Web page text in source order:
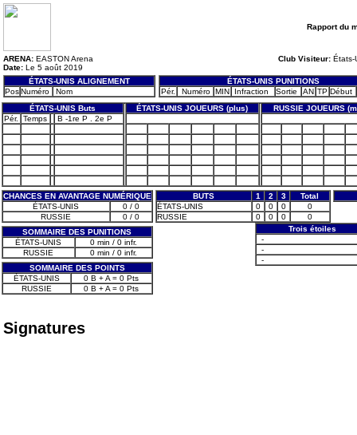
Rapport du
ARENA: EASTON Arena
Date: Le 5 août 2019
Club Visiteur: États-
ÉTATS-UNIS ALIGNEMENT
PosNuméro Nom
ÉTATS-UNIS PUNITIONS
Pér.
Numéro MIN Infraction Sortie AN TP Début
ÉTATS-UNIS Buts
ÉTATS-UNIS JOUEURS (plus)
RUSSIE JOUEURS
Pér.
Temps B -1re P . 2e P
CHANCES EN AVANTAGE NUMÉRIQUE
ÉTATS-UNIS
0 / 0
RUSSIE
0 / 0
SOMMAIRE DES PUNITIONS
ÉTATS-UNIS
0 min / 0 infr.
RUSSIE
0 min / 0 infr.
SOMMAIRE DES POINTS
ÉTATS-UNIS
0 B + A = 0 Pts
RUSSIE
0 B + A = 0 Pts
BUTS 1 2 3
Total
ÉTATS-UNIS
0 0 0
0
RUSSIE
0 0 0
0
Trois étoiles
-
-
-
Signatures